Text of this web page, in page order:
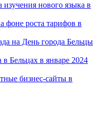
нового языка в
фоне роста тарифов в
на День города Бельцы
в Бельцах в январе 2024
бизнес-сайты в